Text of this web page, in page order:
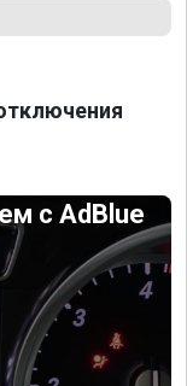
с AdBlue